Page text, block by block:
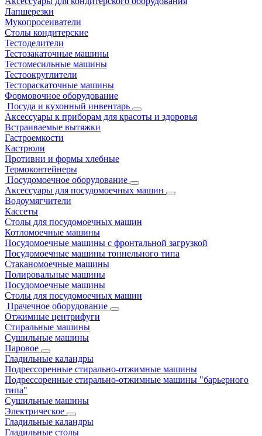
Лапшерезки
Мукопросеиватели
Столы кондитерские
Тестоделители
Тестозакаточные машины
Тестомесильные машины
Тестоокруглители
Тестораскаточные машины
Формовочное оборудование
Посуда и кухонный инвентарь
Аксессуары к приборам для красоты и здоровья
Встраиваемые вытяжки
Гастроемкости
Кастрюли
Противни и формы хлебные
Термоконтейнеры
Посудомоечное оборудование
Аксессуары для посудомоечных машин
Водоумягчители
Кассеты
Столы для посудомоечных машин
Котломоечные машины
Посудомоечные машины с фронтальной загрузкой
Посудомоечные машины тоннельного типа
Стаканомоечные машины
Полировальные машины
Посудомоечные машины
Столы для посудомоечных машин
Прачечное оборудование
Отжимные центрифуги
Стиральные машины
Сушильные машины
Паровое
Гладильные каландры
Подрессоренные стирально-отжимные машины
Подрессоренные стирально-отжимные машины "барьерного
типа"
Сушильные машины
Электрическое
Гладильные каландры
Гладильные столы